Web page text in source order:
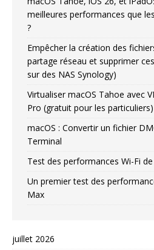
meilleures performances que
?
Empêcher la création des
partage réseau et supprimer
sur des NAS Synology)
Virtualiser macOS Tahoe avec
Pro (gratuit pour les
macOS : Convertir un fichier
Terminal
Test des performances Wi-Fi
Un premier test des
Max
juillet 2026